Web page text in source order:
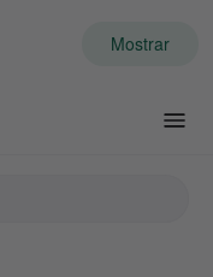
Mostrar